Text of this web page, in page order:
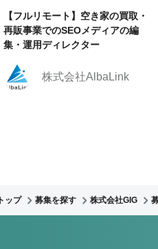
【フルリモート】空き家の買取・
再販事業でのSEOメディアの編
集・運用ディレクター
株式会社AlbaLink
トップ 募集を探す 株式会社GIG